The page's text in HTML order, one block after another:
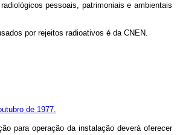
pessoais, patrimoniais e ambientais
por rejeitos radioativos é da CNEN.
de 1977.
para operação da instalação deverá oferecer